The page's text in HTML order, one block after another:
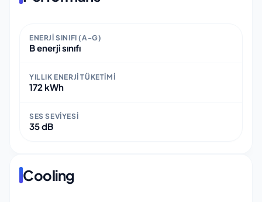
ENERJI SINIFI (A-G)
B enerji sınıfı
YILLIK ENERJI TÜKETIMI
172 kWh
SES SEVIYESI
35 dB
Cooling